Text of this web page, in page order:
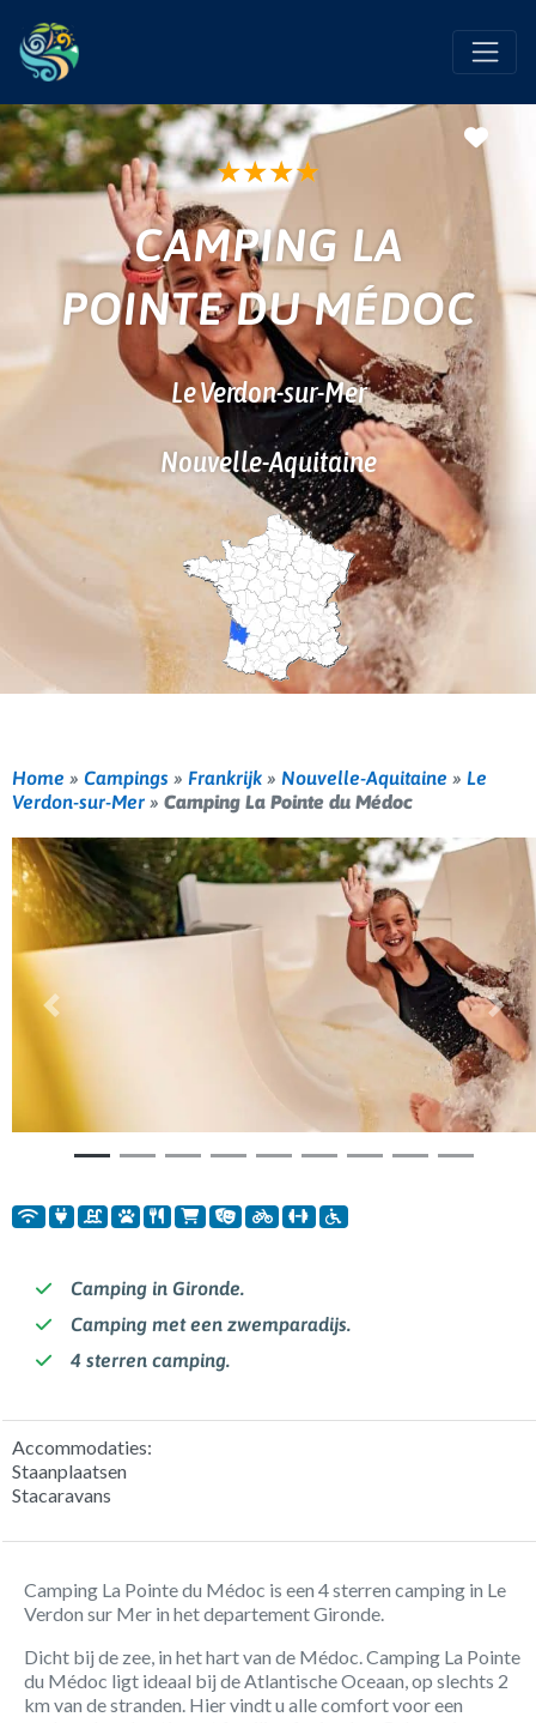
★★★★
CAMPING LA
POINTE DU MÉDOC
Le Verdon-sur-Mer
Nouvelle-Aquitaine
Home » Campings » Frankrijk » Nouvelle-Aquitaine » Le
Verdon-sur-Mer » Camping La Pointe du Médoc
Vorige
Camping in Gironde.
Camping met een zwemparadijs.
4 sterren camping.
Accommodaties:
Staanplaatsen
Stacaravans
Camping La Pointe du Médoc is een 4 sterren camping in Le
Verdon sur Mer in het departement Gironde.
Dicht bij de zee, in het hart van de Médoc. Camping La Pointe
du Médoc ligt ideaal bij de Atlantische Oceaan, op slechts 2
km van de stranden. Hier vindt u alle comfort voor een